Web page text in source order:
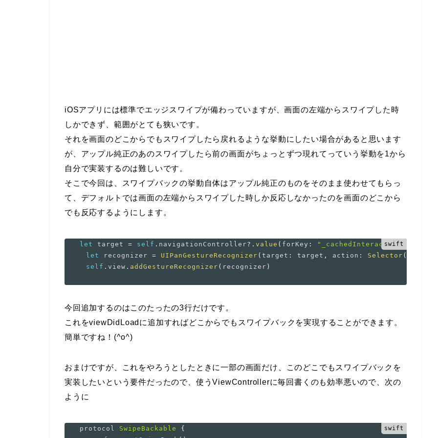
iOSアプリには標準でエッジスワイプが備わっていますが、画面の左端からスワイプした時
しかできず、範囲がとても狭いです。
それを画面のどこからでもスワイプしたら戻れるような挙動にしたい場合があると思います
が、アップル純正のあのスワイプしたら前の画面がちょっとずつ現れてっていう挙動を1から
自分で実装するのは難しいです。
そこで今回は、スワイプバックの挙動自体はアップル純正のものをそのまま使わせてもらっ
て、デフォルトでは画面の左端からスワイプした時しか反応しなかったのを画面のどこから
でも反応するようにします。
let target = self . navigationController? . value ( forKey :
let
recognizer = UIPanGestureRecognizer ( target : target , action : Selector (
self . view . addGestureRecognizer ( recognizer )
今回追加するのはこのたったの3行だけです。
これをviewDidLoadに追加すればどこからでもスワイプバックを実現することができます。
簡単ですね！(^o^)
おまけですが、これをやろうとしたときに一部の画面だけ、このどこでもスワイプバックを
実装したいという要件だったので、使うViewControllerに毎回書くのも効率悪いので、次の
ように
protocol SwipeBackable
{